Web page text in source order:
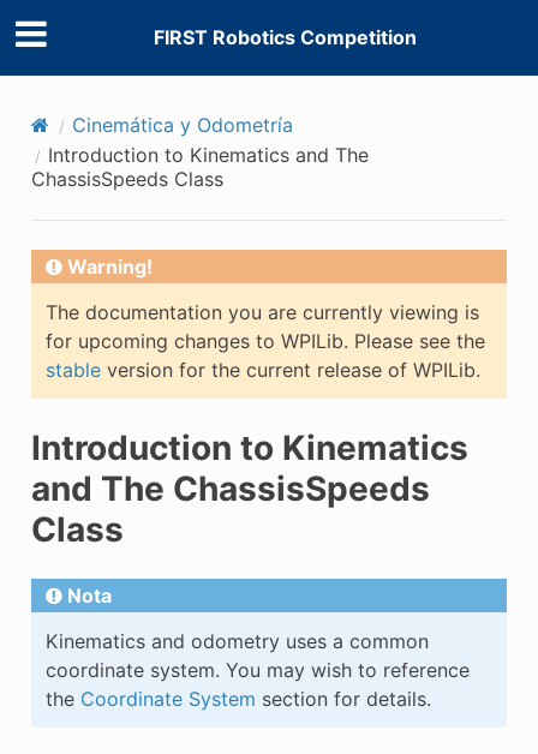
FIRST Robotics Competition
Cinemática y Odometría
Introduction to Kinematics and The
ChassisSpeeds Class
Warning!
The documentation you are currently viewing is
for upcoming changes to WPILib. Please see the
stableversion for the current release of WPILib.
Introduction to Kinematics
and The ChassisSpeeds
Class
Nota
Kinematics and odometry uses a common
coordinate system. You may wish to reference
the Coordinate System section for details.